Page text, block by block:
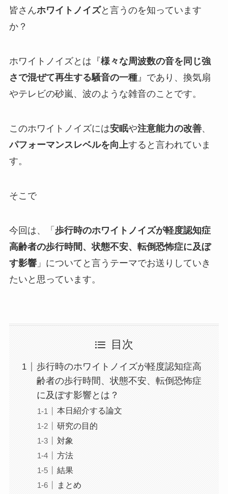
皆さんホワイトノイズと言うのを知っています
か？
ホワイトノイズとは『様々な周波数の音を同じ強
さで混ぜて再生する騒音の一種』であり、換気扇
やテレビの砂嵐、波のような雑音のことです。
このホワイトノイズには安眠や注意能力の改善、
パフォーマンスレベルを向上すると言われていま
す。
そこで
今回は、「 歩行時のホワイトノイズが軽度認知症
高齢者の歩行時間、状態不安、転倒恐怖症に及ぼ
す影響」についてと言うテーマでお送りしていき
たいと思っています。
目次
歩行時のホワイトノイズが軽度認知症高
齢者の歩行時間、状態不安、転倒恐怖症
に及ぼす影響とは？
本日紹介する論文
研究の目的
対象
方法
結果
まとめ